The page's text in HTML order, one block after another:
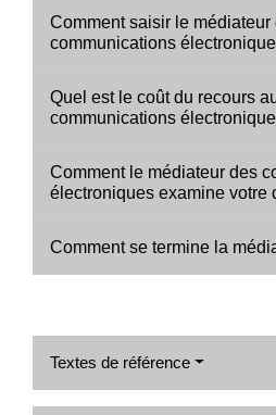
Comment saisir le médiateur
communications
Quel est le coût du recours
communications
Comment le médiateur des
électroniques examine votre
Comment se termine la
Textes de référence